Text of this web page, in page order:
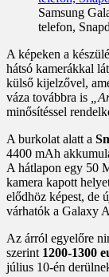
Samsung
telefon,
A képeken a
hátsó kamerákkal
külső kijelzővel,
váza továbbra is
minősítéssel
A burkolat alatt a
4400 mAh
A hátlapon egy 50
kamera kapott
elődhöz képest, de
várhatók a Galaxy
Az árról egyelőre
szerint 1200-1300
július 10-én